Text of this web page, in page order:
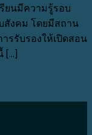
ยนมีความรู้รอบ
สังคม โดยมีสถาน
รรับรองให้เปิดสอน
[...]